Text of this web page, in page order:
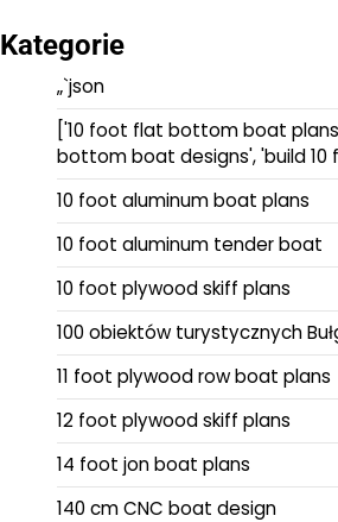
Kategorie
„`json
['10 foot flat bottom boat
bottom boat designs', 'build 10
10 foot aluminum boat plans
10 foot aluminum tender boat
10 foot plywood skiff plans
100 obiektów turystycznych
11 foot plywood row boat plans
12 foot plywood skiff plans
14 foot jon boat plans
140 cm CNC boat design